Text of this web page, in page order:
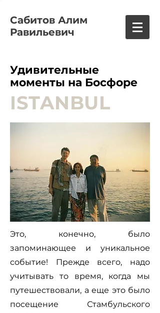
Сабитов Алим
Равильевич
Удивительные
моменты на Босфоре
ISTANBUL
Это, конечно, было
запоминающее и уникальное
событие! Прежде всего, надо
учитывать то время, когда мы
путешествовали, а еще это было
посещение Стамбульского